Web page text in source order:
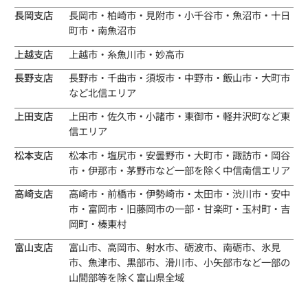
長岡支店
長岡市・柏崎市・見附市・小千谷市・魚沼市・十日
町市・南魚沼市
上越支店
上越市・糸魚川市・妙高市
長野支店
長野市・千曲市・須坂市・中野市・飯山市・大町市
など北信エリア
上田支店
上田市・佐久市・小諸市・東御市・軽井沢町など東
信エリア
松本支店
松本市・塩尻市・安曇野市・大町市・諏訪市・岡谷
市・伊那市・茅野市など一部を除く中信南信エリア
高崎支店
高崎市・前橋市・伊勢崎市・太田市・渋川市・安中
市・富岡市・旧藤岡市の一部・甘楽町・玉村町・吉
岡町・榛東村
富山支店
富山市、高岡市、射水市、砺波市、南砺市、氷見
市、魚津市、黒部市、滑川市、小矢部市など一部の
山間部等を除く富山県全域